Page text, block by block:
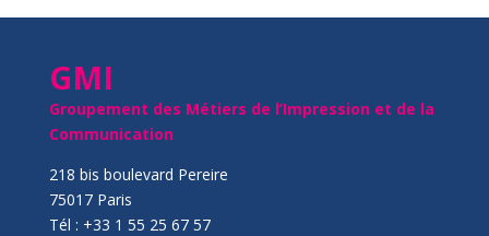
GMI
Groupement des Métiers de l’Impression et de la
Communication
218 bis boulevard Pereire
75017 Paris
Tél : +33 1 55 25 67 57